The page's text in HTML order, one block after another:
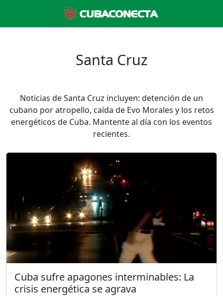
Santa Cruz
Noticias de Santa Cruz incluyen: detención de un
cubano por atropello, caída de Evo Morales y los retos
energéticos de Cuba. Mantente al día con los eventos
recientes.
Cuba sufre apagones interminables: La
crisis energética se agrava